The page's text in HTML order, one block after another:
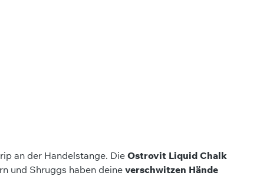
an der Handelstange. Die Ostrovit Liquid Chalk
und Shruggs haben deineverschwitzen Hände